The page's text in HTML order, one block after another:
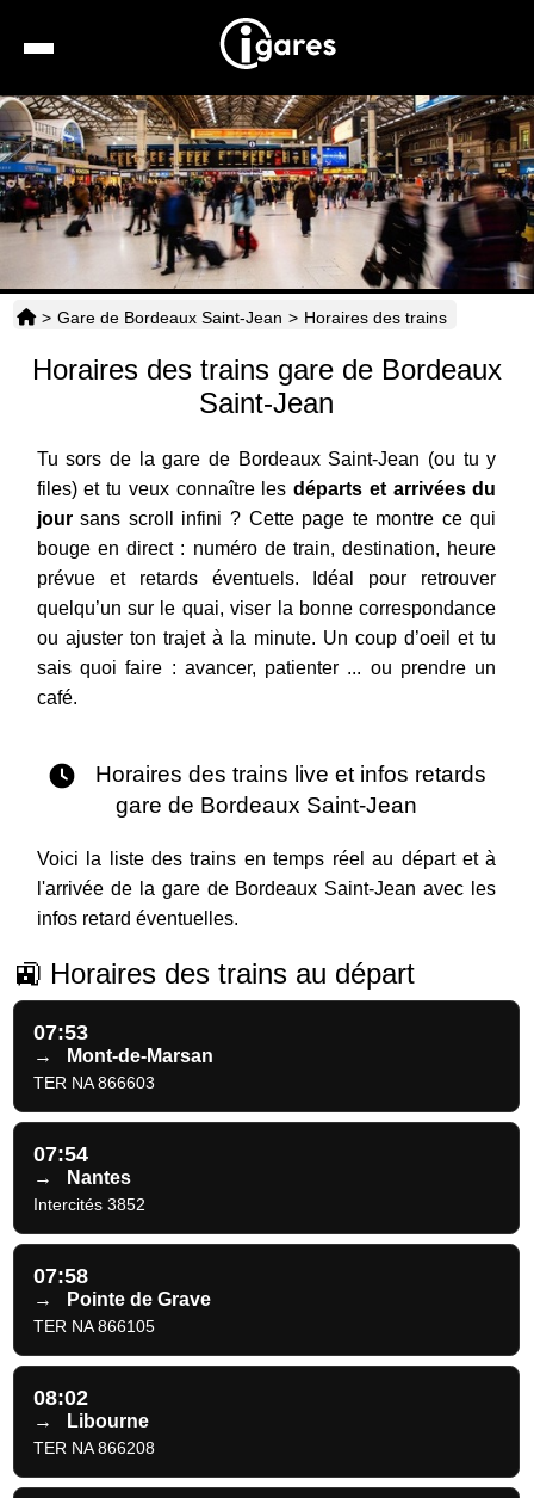
Recherche
Location de voiture
Hôtels
Horaires
> Gare de Bordeaux Saint-Jean > Horaires des trains
Horaires des trains gare de Bordeaux
Saint-Jean
Tu sors de la gare de Bordeaux Saint-Jean (ou tu y
files) et tu veux connaître lesdéparts et arrivées du
joursans scroll infini ? Cette page te montre ce qui
bouge en direct : numéro de train, destination, heure
prévue et retards éventuels. Idéal pour retrouver
quelqu’un sur le quai, viser la bonne correspondance
ou ajuster ton trajet à la minute. Un coup d’oeil et tu
sais quoi faire : avancer, patienter ... ou prendre un
café.
Horaires des trains live et infos retards
gare de Bordeaux Saint-Jean
Voici la liste des trains en temps réel au départ et à
l'arrivée de la gare de Bordeaux Saint-Jean avec les
infos retard éventuelles.
🚉 Horaires des trains au départ
07:53
→ Mont-de-Marsan
TER NA 866603
07:54
→ Nantes
Intercités 3852
07:58
→ Pointe de Grave
TER NA 866105
08:02
→ Libourne
TER NA 866208